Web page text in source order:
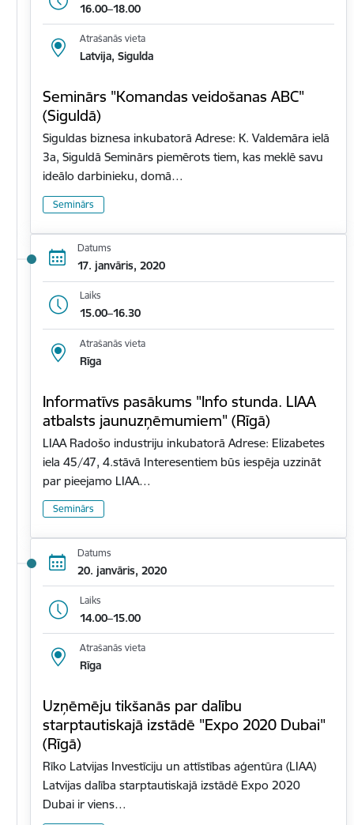
16.00–18.00
Atrašanās vieta
Latvija, Sigulda
Seminārs "Komandas veidošanas ABC"
(Siguldā)
Siguldas biznesa inkubatorā Adrese: K. Valdemāra ielā
3a, Siguldā Seminārs piemērots tiem, kas meklē savu
ideālo darbinieku, domā…
Seminārs
Datums
17. janvāris, 2020
Laiks
15.00–16.30
Atrašanās vieta
Rīga
Informatīvs pasākums "Info stunda. LIAA
atbalsts jaunuzņēmumiem" (Rīgā)
LIAA Radošo industriju inkubatorā Adrese: Elizabetes
iela 45/47, 4.stāvā Interesentiem būs iespēja uzzināt
par pieejamo LIAA…
Seminārs
Datums
20. janvāris, 2020
Laiks
14.00–15.00
Atrašanās vieta
Rīga
Uzņēmēju tikšanās par dalību
starptautiskajā izstādē "Expo 2020 Dubai"
(Rīgā)
Rīko Latvijas Investīciju un attīstības aģentūra (LIAA)
Latvijas dalība starptautiskajā izstādē Expo 2020
Dubai ir viens…